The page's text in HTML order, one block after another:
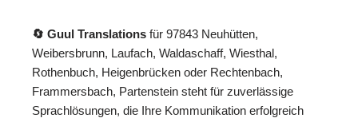
🔄 Guul Translations für 97843 Neuhütten,
Weibersbrunn, Laufach, Waldaschaff, Wiesthal,
Rothenbuch, Heigenbrücken oder Rechtenbach,
Frammersbach, Partenstein steht für zuverlässige
Sprachlösungen, die Ihre Kommunikation erfolgreich